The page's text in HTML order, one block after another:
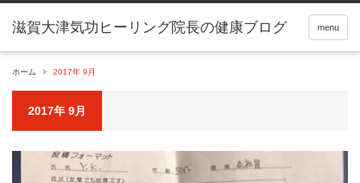
滋賀大津気功ヒーリング院長の健康ブログ menu
ホーム 2017年 9月
2017年 9月